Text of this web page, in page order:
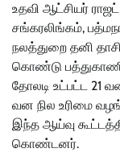
உதவி ஆட்சியர்
சங்கரலிங்கம்,
நலத்துறை தனி
கொண்டு
தோலடி உட்பட்ட 21
வன நில உரிமை
இந்த ஆய்வு
கொண்டனர்.